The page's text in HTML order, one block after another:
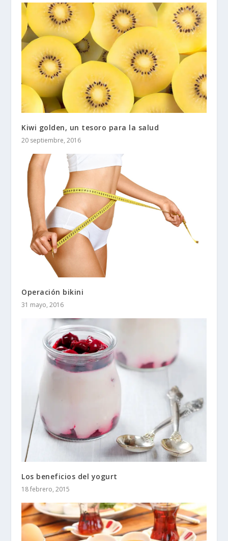
Kiwi golden, un tesoro para la salud
20 septiembre, 2016
Operación bikini
31 mayo, 2016
Los beneficios del yogurt
18 febrero, 2015